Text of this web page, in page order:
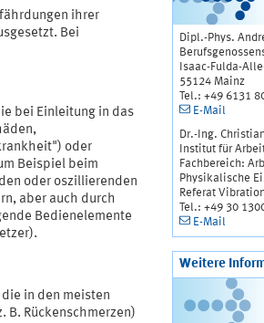
ihrer
Bei
bei Einleitung in das
oder
Beispiel beim
oder oszillierenden
aber auch durch
Bedienelemente
in den meisten
B. Rückenschmerzen)
Dipl.-Phys.
Isaac-Fulda-
55124 Mainz
Tel.: +49 6131
E-Mail
Dr.-Ing.
Institut für
Fachbereich:
Physikalische
Referat Vibration
Tel.: +49 30
E-Mail
Weitere